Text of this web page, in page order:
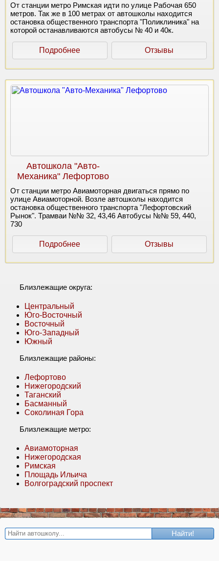
От станции метро Римская идти по улице Рабочая 650
метров. Так же в 100 метрах от автошколы находится
остановка общественного транспорта "Поликлиника" на
которой останавливаются автобусы № 40 и 40к.
Подробнее Отзывы
Автошкола "Авто-
Механика" Лефортово
От станции метро Авиамоторная двигаться прямо по
улице Авиамоторной. Возле автошколы находится
остановка общественного транспорта "Лефортовский
Рынок". Трамваи №№ 32, 43,46 Автобусы №№ 59, 440,
730
Подробнее Отзывы
Близлежащие округа:
Центральный
Юго-Восточный
Восточный
Юго-Западный
Южный
Близлежащие районы:
Лефортово
Нижегородский
Таганский
Басманный
Соколиная Гора
Близлежащие метро:
Авиамоторная
Нижегородская
Римская
Площадь Ильича
Волгоградский проспект
Найти!